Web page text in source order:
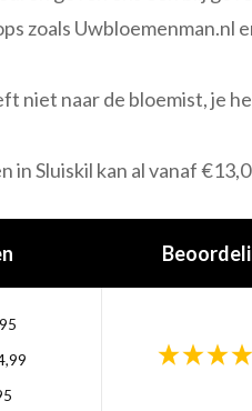
zoals Uwbloemenman.nl
niet naar de bloemist, je
in Sluiskil kan al vanaf